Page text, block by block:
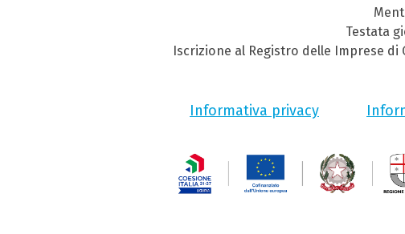
Testata
Iscrizione al Registro delle Imprese di
Informativa privacy